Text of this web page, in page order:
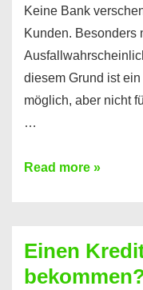
Keine Bank
Kunden. Besonders
diesem Grund ist
möglich, aber nicht
…
Ist
Festvertrag
für
Read more »
Einen